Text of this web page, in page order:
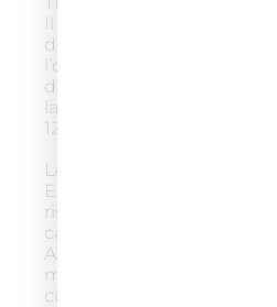
Il prodotto raggiunge un
dopo 10 minuti di posa. A
l’ossigeno presente
diventa progressivamente
lasciare il prodotto in
12 minuti.
LAVAGGIO
Emulsionare con un po’
risciacquare
calda fino a che l’acqua
Applicare FIX COLOR
massaggiare
cura e asciugare.